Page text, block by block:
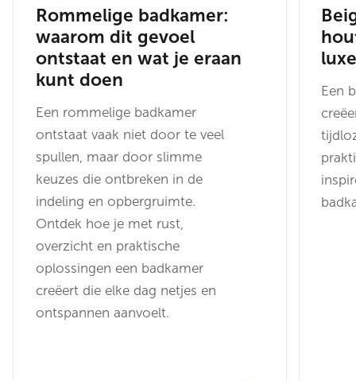
Rommelige badkamer:
waarom dit gevoel
ontstaat en wat je eraan
kunt doen
Een rommelige badkamer
ontstaat vaak niet door te veel
spullen, maar door slimme
keuzes die ontbreken in de
indeling en opbergruimte.
Ontdek hoe je met rust,
overzicht en praktische
oplossingen een badkamer
creëert die elke dag netjes en
ontspannen aanvoelt.
luxe
Een